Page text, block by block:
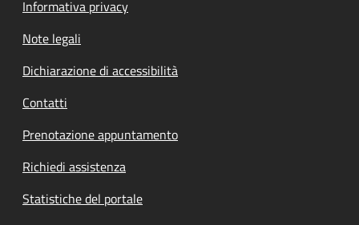
Informativa privacy
Note legali
Dichiarazione di accessibilità
Contatti
Prenotazione appuntamento
Richiedi assistenza
Statistiche del portale